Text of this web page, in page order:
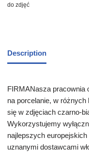
do zdjęć
Description
FIRMANasza pracownia
na porcelanie, w różnych
się w zdjęciach czarno-
Wykorzystujemy
najlepszych
uznanymi dostawcami